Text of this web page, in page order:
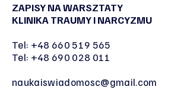
ZAPISY NA WARSZTATY
KLINIKA TRAUMY I NARCYZMU
Tel: +48 660 519 565
Tel: +48 690 028 011
naukaiswiadomosc@gmail.com